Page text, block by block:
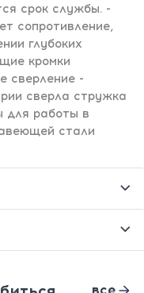
срок службы. -
сопротивление,
глубоких
кромки
сверление -
сверла стружка
для работы в
стали
все